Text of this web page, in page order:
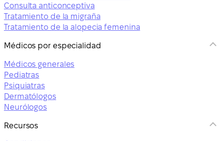
Consulta anticonceptiva
Tratamiento de la migraña
Tratamiento de la alopecia femenina
Médicos por especialidad
Médicos generales
Pediatras
Psiquiatras
Dermatólogos
Neurólogos
Recursos